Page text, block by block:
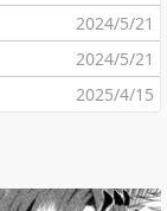
2024/5/21
2024/5/21
2025/4/15